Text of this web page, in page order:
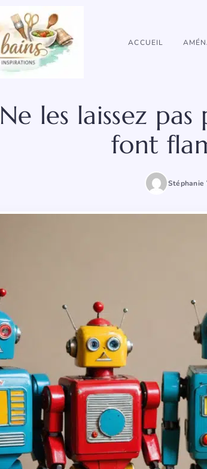
ACCUEIL
Ne les laissez
font
Stéphanie